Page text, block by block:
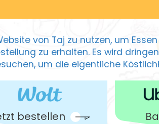
von Taj zu nutzen, um
zu erhalten. Es wird
um die eigentliche
bestellen